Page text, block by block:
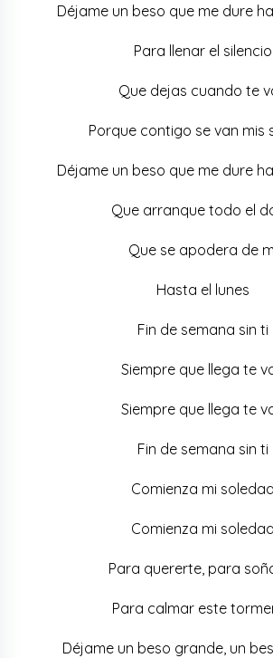
Déjame un beso que me dure
Para llenar el silencio
Que dejas cuando te
Porque contigo se van mis
Déjame un beso que me dure
Que arranque todo el
Que se apodera de
Hasta el lunes
Fin de semana sin ti
Siempre que llega te
Siempre que llega te
Fin de semana sin ti
Comienza mi soledad
Comienza mi soledad
Para quererte, para
Para calmar este
Déjame un beso grande, un